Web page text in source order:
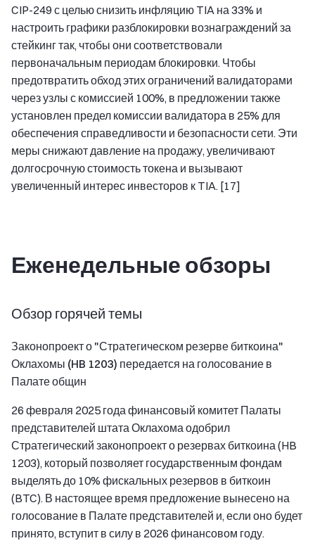
CIP-249 с целью снизить инфляцию TIA на 33% и
настроить графики разблокировки вознаграждений за
стейкинг так, чтобы они соответствовали
первоначальным периодам блокировки. Чтобы
предотвратить обход этих ограничений валидаторами
через узлы с комиссией 100%, в предложении также
установлен предел комиссии валидатора в 25% для
обеспечения справедливости и безопасности сети. Эти
меры снижают давление на продажу, увеличивают
долгосрочную стоимость токена и вызывают
увеличенный интерес инвесторов к TIA. [17]
Еженедельные обзоры
Обзор горячей темы
Законопроект о "Стратегическом резерве биткоина"
Оклахомы (HB 1203) передается на голосование в
Палате общин
26 февраля 2025 года финансовый комитет Палаты
представителей штата Оклахома одобрил
Стратегический законопроект о резервах биткоина (HB
1203), который позволяет государственным фондам
выделять до 10% фискальных резервов в биткоин
(BTC). В настоящее время предложение вынесено на
голосование в Палате представителей и, если оно будет
принято, вступит в силу в 2026 финансовом году.